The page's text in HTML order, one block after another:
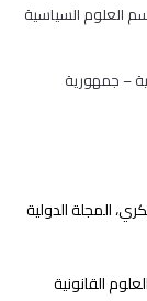
قسم العلوم السياسية
– جمهورية
المجلة الدولية
القانونية